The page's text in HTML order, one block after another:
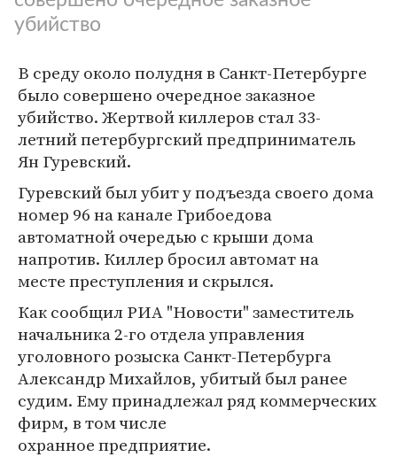
убийство
В среду около полудня в Санкт-Петербурге
было совершено очередное заказное
убийство. Жертвой киллеров стал 33-
летний петербургский предприниматель
Ян Гуревский.
Гуревский был убит у подъезда своего дома
номер 96 на канале Грибоедова
автоматной очередью с крыши дома
напротив. Киллер бросил автомат на
месте преступления и скрылся.
Как сообщил РИА "Новости" заместитель
начальника 2-го отдела управления
уголовного розыска Санкт-Петербурга
Александр Михайлов, убитый был ранее
судим. Ему принадлежал ряд коммерческих
фирм, в том числе
охранное предприятие.